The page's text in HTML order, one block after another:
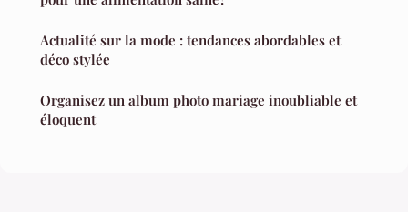
Actualité sur la mode : tendances abordables et
déco stylée
Organisez un album photo mariage inoubliable et
éloquent